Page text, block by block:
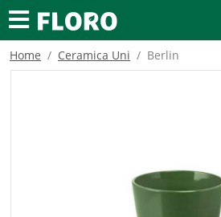
Home Ceramica Uni Berlin